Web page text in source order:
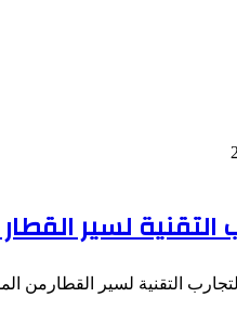
التقنية لسير
التقنية لسير القطارمن المسيلة إلى